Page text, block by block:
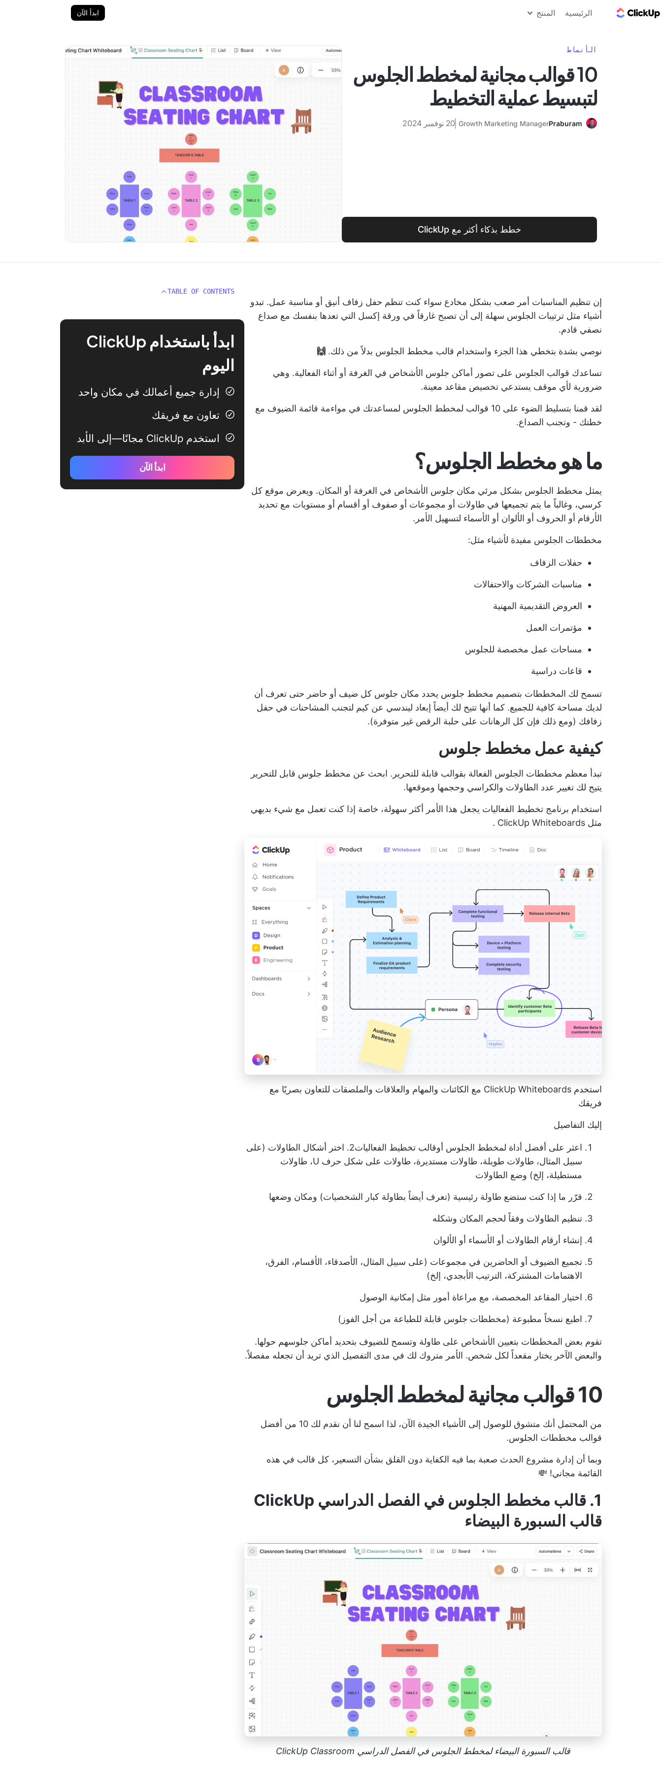
الرئيسية المنتج ابدأ الآن
الأنماط
10 قوالب مجانية لمخطط الجلوس
لتبسيط عملية التخطيط
Praburam
Growth Marketing Manager 20 نوفمبر 2024
خطط بذكاء أكثر مع ClickUp
إن تنظيم المناسبات أمر صعب بشكل مخادع سواء كنت تنظم حفل زفاف أنيق أو مناسبة عمل. تبدو
أشياء مثل ترتيبات الجلوس سهلة إلى أن تصبح غارقاً في ورقة إكسل التي تعدها بنفسك مع صداع
نصفي قادم.
نوصي بشدة بتخطي هذا الجزء واستخدام قالب مخطط الجلوس بدلاً من ذلك. 🙌
تساعدك قوالب الجلوس على تصور أماكن جلوس الأشخاص في الغرفة أو أثناء الفعالية. وهي
ضرورية لأي موقف يستدعي تخصيص مقاعد معينة.
لقد قمنا بتسليط الضوء على 10 قوالب لمخطط الجلوس لمساعدتك في مواءمة قائمة الضيوف مع
خطتك - وتجنب الصداع.
ما هو مخطط الجلوس؟
يمثل مخطط الجلوس بشكل مرئي مكان جلوس الأشخاص في الغرفة أو المكان. ويعرض موقع كل
كرسي، وغالباً ما يتم تجميعها في طاولات أو مجموعات أو صفوف أو أقسام أو مستويات مع تحديد
الأرقام أو الحروف أو الألوان أو الأسماء لتسهيل الأمر.
مخططات الجلوس مفيدة لأشياء مثل:
حفلات الزفاف
مناسبات الشركات والاحتفالات
العروض التقديمية المهنية
مؤتمرات العمل
مساحات عمل مخصصة للجلوس
قاعات دراسية
تسمح لك المخططات بتصميم مخطط جلوس يحدد مكان جلوس كل ضيف أو حاضر حتى تعرف أن
لديك مساحة كافية للجميع. كما أنها تتيح لك أيضاً إبعاد ليندسي عن كيم لتجنب المشاحنات في حفل
زفافك (ومع ذلك فإن كل الرهانات على حلبة الرقص غير متوفرة).
كيفية عمل مخطط جلوس
تبدأ معظم مخططات الجلوس الفعالة بقوالب قابلة للتحرير. ابحث عن مخطط جلوس قابل للتحرير
يتيح لك تغيير عدد الطاولات والكراسي وحجمها وموقعها.
استخدام برنامج تخطيط الفعاليات يجعل هذا الأمر أكثر سهولة، خاصة إذا كنت تعمل مع شيء بديهي
مثل ClickUp Whiteboards
.
استخدم ClickUp Whiteboards مع الكائنات والمهام والعلاقات والملصقات للتعاون بصريًا مع
فريقك
إليك التفاصيل
اعثر على أفضل أداة لمخطط الجلوس أوقالب تخطيط الفعاليات
2. اختر أشكال الطاولات (على
سبيل المثال، طاولات طويلة، طاولات مستديرة، طاولات على شكل حرف U، طاولات
مستطيلة، إلخ) وضع الطاولات
قرّر ما إذا كنت ستضع طاولة رئيسية (تعرف أيضاً بطاولة كبار الشخصيات) ومكان وضعها
تنظيم الطاولات وفقاً لحجم المكان وشكله
إنشاء أرقام الطاولات أو الأسماء أو الألوان
تجميع الضيوف أو الحاضرين في مجموعات (على سبيل المثال، الأصدقاء، الأقسام، الفرق،
الاهتمامات المشتركة، الترتيب الأبجدي، إلخ)
اختيار المقاعد المخصصة، مع مراعاة أمور مثل إمكانية الوصول
اطبع نسخاً مطبوعة (مخططات جلوس قابلة للطباعة من أجل الفوز)
تقوم بعض المخططات بتعيين الأشخاص على طاولة وتسمح للضيوف بتحديد أماكن جلوسهم حولها.
والبعض الآخر يختار مقعداً لكل شخص. الأمر متروك لك في مدى التفصيل الذي تريد أن تجعله مفصلاً.
10 قوالب مجانية لمخطط الجلوس
من المحتمل أنك متشوق للوصول إلى الأشياء الجيدة الآن، لذا اسمح لنا أن نقدم لك 10 من أفضل
قوالب مخططات الجلوس.
وبما أن إدارة مشروع الحدث صعبة بما فيه الكفاية دون القلق بشأن التسعير، كل قالب في هذه
القائمة مجاني! 💸
1. قالب مخطط الجلوس في الفصل الدراسي ClickUp
قالب السبورة البيضاء
قالب السبورة البيضاء لمخطط الجلوس في الفصل الدراسي ClickUp Classroom
TABLE OF CONTENTS
ابدأ باستخدام ClickUp
اليوم
إدارة جميع أعمالك في مكان واحد
تعاون مع فريقك
استخدم ClickUp مجانًا—إلى الأبد
ابدأ الآن